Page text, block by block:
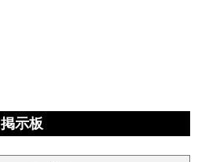
掲示板